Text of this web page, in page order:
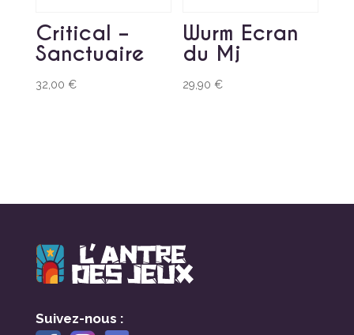
Critical –
Sanctuaire
32,00 €
Wurm Ecran
du Mj
29,90€
Suivez-nous :